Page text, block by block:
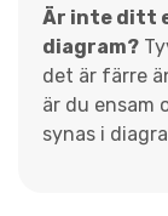
Är inte ditt
diagram?
det är färre
är du ensam
synas i